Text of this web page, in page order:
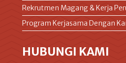
Rekrutmen Magang & Kerja
Program Kerjasama Dengan
HUBUNGI KAMI